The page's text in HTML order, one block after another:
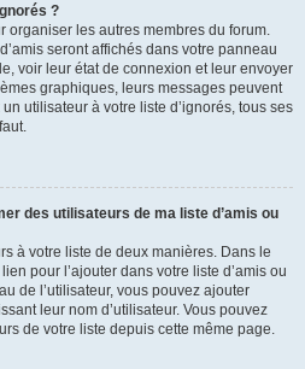
?
organiser les autres membres du forum.
seront affichés dans votre panneau
voir leur état de connexion et leur envoyer
graphiques, leurs messages peuvent
utilisateur à votre liste d’ignorés, tous ses
des utilisateurs de ma liste d’amis ou
à votre liste de deux manières. Dans le
pour l’ajouter dans votre liste d’amis ou
de l’utilisateur, vous pouvez ajouter
leur nom d’utilisateur. Vous pouvez
de votre liste depuis cette même page.